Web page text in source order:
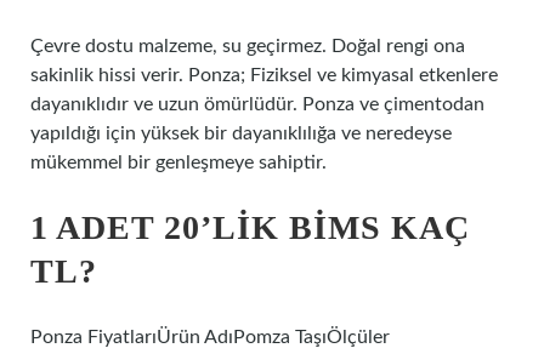
Çevre dostu malzeme, su geçirmez. Doğal rengi ona
sakinlik hissi verir. Ponza; Fiziksel ve kimyasal etkenlere
dayanıklıdır ve uzun ömürlüdür. Ponza ve çimentodan
yapıldığı için yüksek bir dayanıklılığa ve neredeyse
mükemmel bir genleşmeye sahiptir.
1 ADET 20’LIK BIMS KAÇ
TL?
Ponza FiyatlarıÜrün AdıPomza TaşıÖlçüler